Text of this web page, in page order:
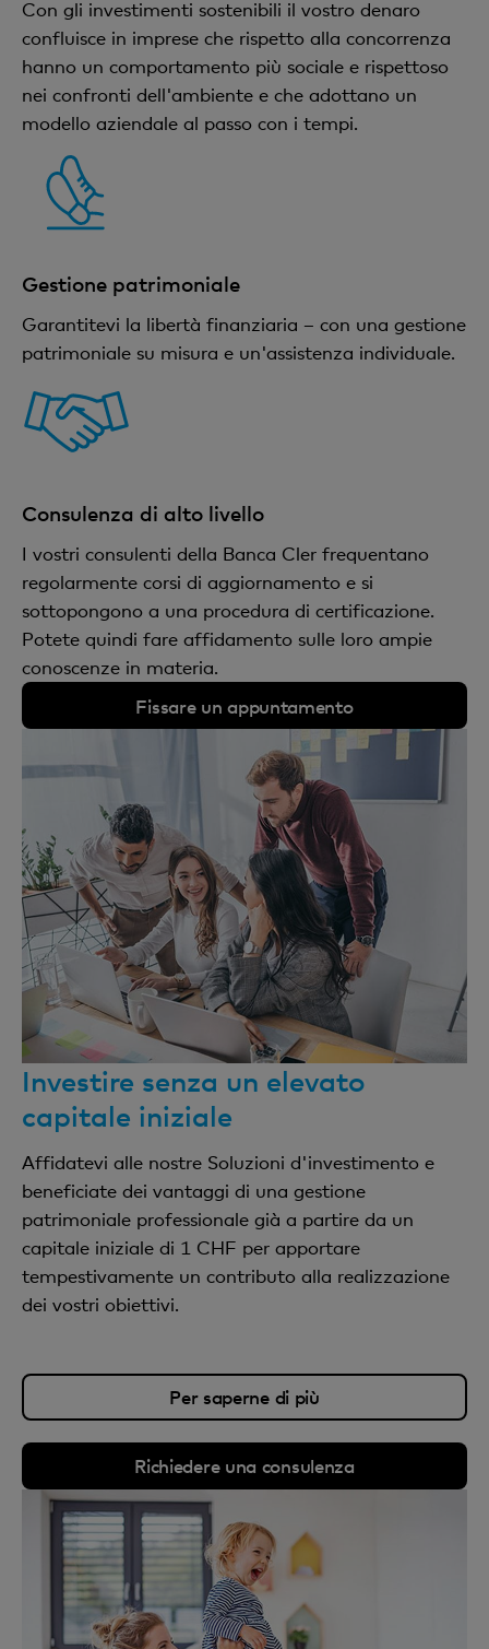
Con gli investimenti sostenibili il vostro denaro
confluisce in imprese che rispetto alla concorrenza
hanno un comportamento più sociale e rispettoso
nei confronti dell'ambiente e che adottano un
modello aziendale al passo con i tempi.
Gestione patrimoniale
Garantitevi la libertà finanziaria – con una gestione
patrimoniale su misura e un'assistenza individuale.
Consulenza di alto livello
I vostri consulenti della Banca Cler frequentano
regolarmente corsi di aggiornamento e si
sottopongono a una procedura di certificazione.
Potete quindi fare affidamento sulle loro ampie
conoscenze in materia.
Fissare un appuntamento
Investire senza un elevato
capitale iniziale
Affidatevi alle nostre Soluzioni d'investimento e
beneficiate dei vantaggi di una gestione
patrimoniale professionale già a partire da un
capitale iniziale di 1 CHF per apportare
tempestivamente un contributo alla realizzazione
dei vostri obiettivi.
Per saperne di più
Richiedere una consulenza